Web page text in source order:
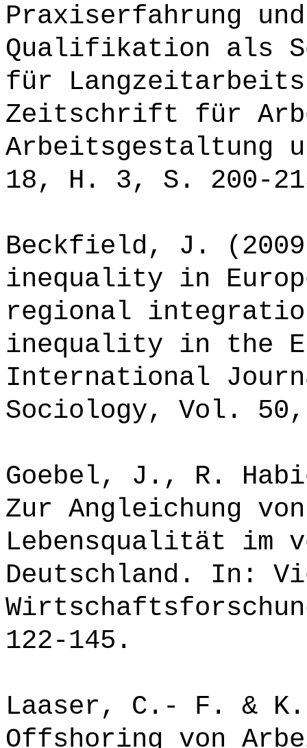
Praxiserfahrung
Qualifikation als
für
Zeitschrift für
Arbeitsgestaltung
18, H. 3, S. 200-
Beckfield, J.
inequality in
regional
inequality in the
International
Sociology, Vol.
Goebel, J., R.
Zur Angleichung von
Lebensqualität im
Deutschland. In:
122-145.
Laaser, C.- F. &
Offshoring von